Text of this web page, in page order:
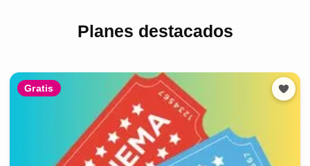
Planes destacados
Gratis